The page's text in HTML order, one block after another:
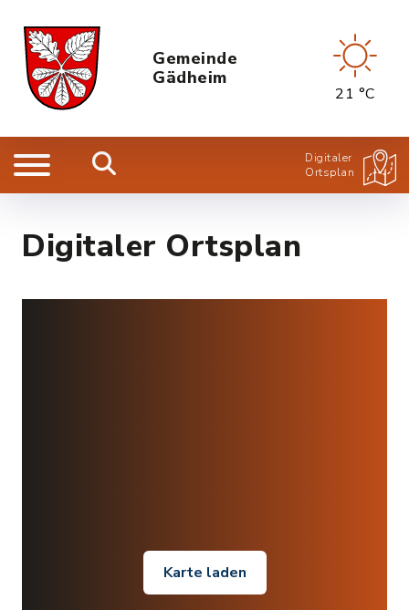
Gemeinde
Gädheim
21 °C
Digitaler
Ortsplan
Digitaler Ortsplan
Karte laden